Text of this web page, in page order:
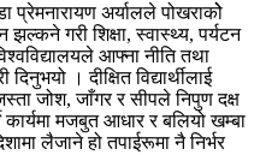
प्रेमनारायण अर्यालले पोखराकोे
गरी शिक्षा, स्वास्थ्य, पर्यटन
आफ्ना नीति तथा
। दीक्षित विद्यार्थीलाई
जोश, जाँगर र सीपले निपुण दक्ष
कार्यमा मजबुत आधार र बलियो खम्बा
लैजाने हो तपाईरूमा नै निर्भर